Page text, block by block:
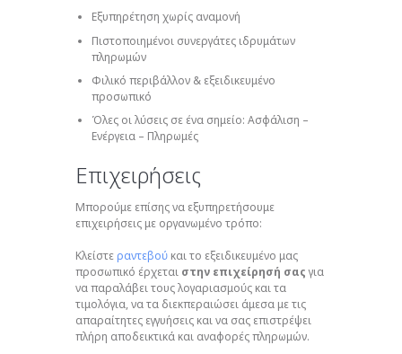
Εξυπηρέτηση χωρίς αναμονή
Πιστοποιημένοι συνεργάτες ιδρυμάτων
πληρωμών
Φιλικό περιβάλλον & εξειδικευμένο
προσωπικό
Όλες οι λύσεις σε ένα σημείο: Ασφάλιση –
Ενέργεια – Πληρωμές
Επιχειρήσεις
Μπορούμε επίσης να εξυπηρετήσουμε
επιχειρήσεις με οργανωμένο τρόπο:
Κλείστε ραντεβού και το εξειδικευμένο μας
προσωπικό έρχεται στην επιχείρησή σαςγια
να παραλάβει τους λογαριασμούς και τα
τιμολόγια, να τα διεκπεραιώσει άμεσα με τις
απαραίτητες εγγυήσεις και να σας επιστρέψει
πλήρη αποδεικτικά και αναφορές πληρωμών.